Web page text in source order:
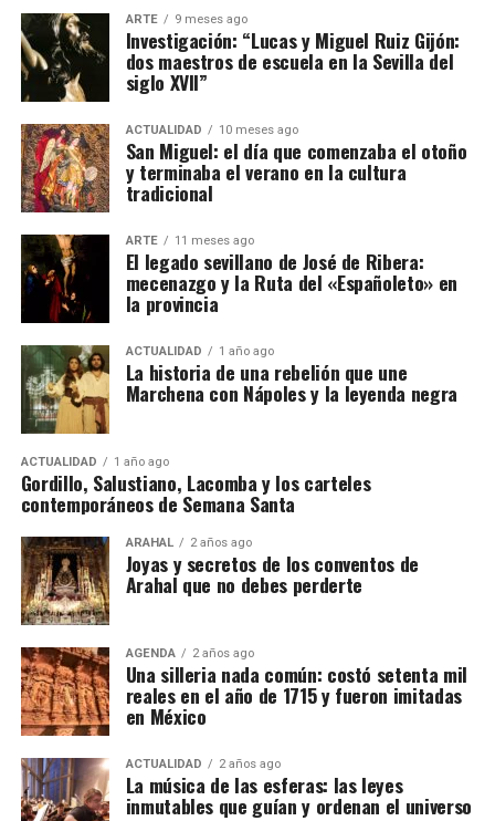
ARTE 9 meses ago
Investigación: “Lucas y Miguel Ruiz Gijón:
dos maestros de escuela en la Sevilla del
siglo XVII”
ACTUALIDAD 10 meses ago
San Miguel: el día que comenzaba el otoño
y terminaba el verano en la cultura
tradicional
ARTE 11 meses ago
El legado sevillano de José de Ribera:
mecenazgo y la Ruta del «Españoleto» en
la provincia
ACTUALIDAD 1 año ago
La historia de una rebelión que une
Marchena con Nápoles y la leyenda negra
ACTUALIDAD 1 año ago
Gordillo, Salustiano, Lacomba y los carteles
contemporáneos de Semana Santa
ARAHAL 2 años ago
Joyas y secretos de los conventos de
Arahal que no debes perderte
AGENDA 2 años ago
Una silleria nada común: costó setenta mil
reales en el año de 1715 y fueron imitadas
en México
ACTUALIDAD 2 años ago
La música de las esferas: las leyes
inmutables que guían y ordenan el universo